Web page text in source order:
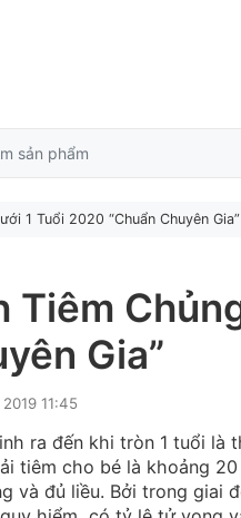
1 Tuổi 2020 “Chuẩn Chuyên Gia”
Tiêm
Gia”
11:45
ra đến khi tròn 1 tuổi là
tiêm cho bé là khoảng 20
và đủ liều. Bởi trong giai